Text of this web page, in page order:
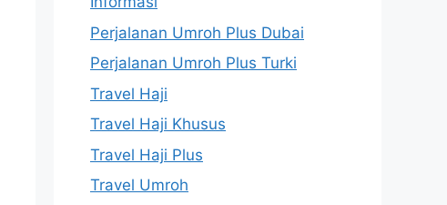
Perjalanan Umroh Plus Dubai
Perjalanan Umroh Plus Turki
Travel Haji
Travel Haji Khusus
Travel Haji Plus
Travel Umroh